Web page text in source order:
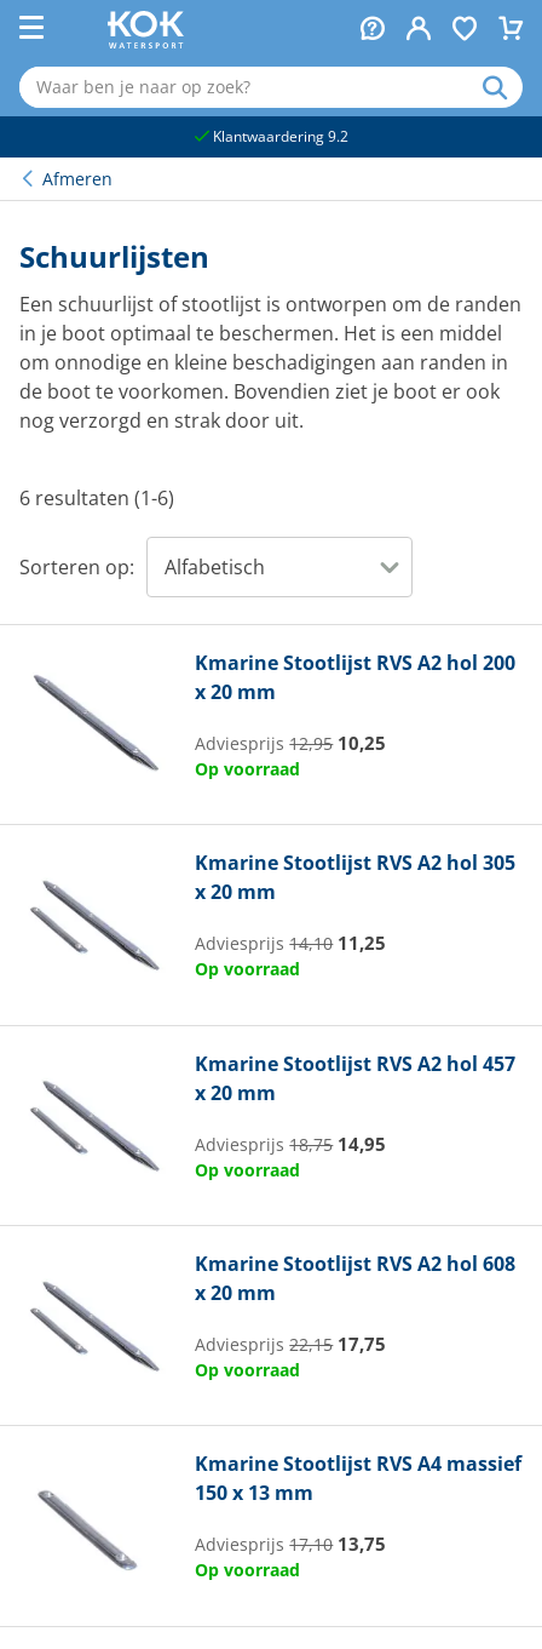
Klantwaardering 9.2
Afmeren
Schuurlijsten
Een schuurlijst of stootlijst is ontworpen om de randen
in je boot optimaal te beschermen. Het is een middel
om onnodige en kleine beschadigingen aan randen in
de boot te voorkomen. Bovendien ziet je boot er ook
nog verzorgd en strak door uit.
6 resultaten (1-6)
Sorteren op:
KmarineStootlijst RVS A2 hol 200
x 20 mm
Adviesprijs12,95 10,25
Op voorraad
KmarineStootlijst RVS A2 hol 305
x 20 mm
Adviesprijs14,10 11,25
Op voorraad
KmarineStootlijst RVS A2 hol 457
x 20 mm
Adviesprijs18,75 14,95
Op voorraad
KmarineStootlijst RVS A2 hol 608
x 20 mm
Adviesprijs22,15 17,75
Op voorraad
KmarineStootlijst RVS A4 massief
150 x 13 mm
Adviesprijs17,10 13,75
Op voorraad